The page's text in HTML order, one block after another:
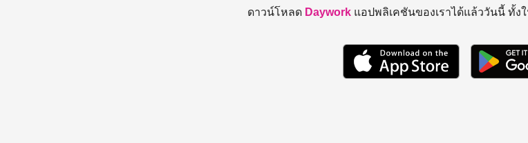
ดาวน์โหลด Daywork แอปพลิเคชันของเราได้แล้ววันนี้ ทั้ง